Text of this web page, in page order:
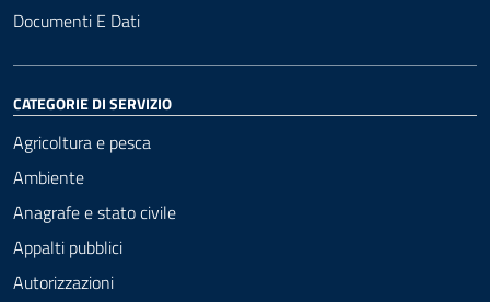
Documenti E Dati
CATEGORIE DI SERVIZIO
Agricoltura e pesca
Ambiente
Anagrafe e stato civile
Appalti pubblici
Autorizzazioni